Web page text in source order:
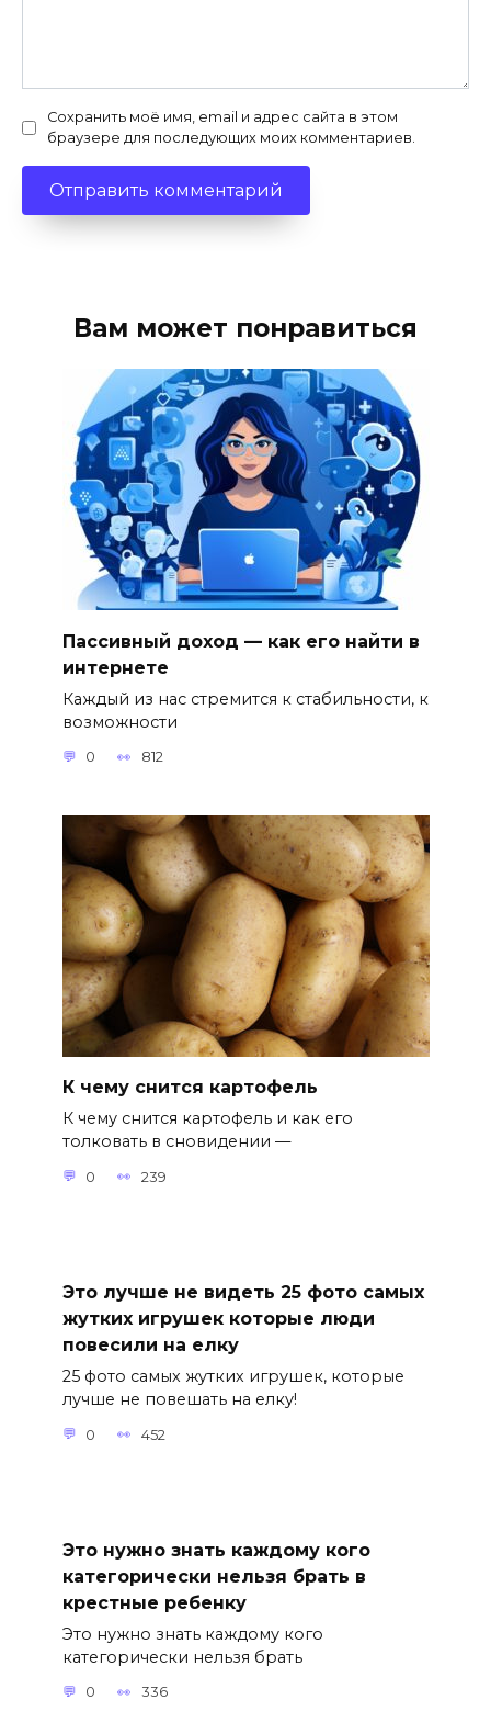
Сохранить моё имя, email и адрес сайта в этом
браузере для последующих моих комментариев.
Вам может понравиться
Пассивный доход — как его найти в
интернете
Каждый из нас стремится к стабильности, к
возможности
0 812
К чему снится картофель
К чему снится картофель и как его
толковать в сновидении —
0 239
Это лучше не видеть 25 фото самых
жутких игрушек которые люди
повесили на елку
25 фото самых жутких игрушек, которые
лучше не повешать на елку!
0 452
Это нужно знать каждому кого
категорически нельзя брать в
крестные ребенку
Это нужно знать каждому кого
категорически нельзя брать
0 336